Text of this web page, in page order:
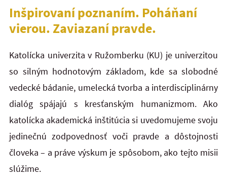
Inšpirovaní poznaním. Poháňaní
vierou. Zaviazaní pravde.
Katolícka univerzita v Ružomberku (KU) je univerzitou
so silným hodnotovým základom, kde sa slobodné
vedecké bádanie, umelecká tvorba a interdisciplinárny
dialóg spájajú s kresťanským humanizmom. Ako
katolícka akademická inštitúcia si uvedomujeme svoju
jedinečnú zodpovednosť voči pravde a dôstojnosti
človeka – a práve výskum je spôsobom, ako tejto misii
slúžime.